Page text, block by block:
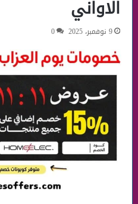
الاواني
9 نوفمبر، 2025 0